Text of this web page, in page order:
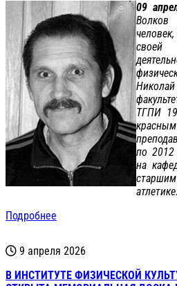
09
своей
ТГПИ
по
на
атлетике.
Подробнее
9 апреля 2026
В ИНСТИТУТЕ ФИЗИЧЕСКОЙ